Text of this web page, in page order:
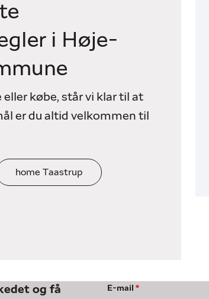
i Høje-
købe, står vi klar til at
er du altid velkommen til
home Taastrup
og få
E-mail *